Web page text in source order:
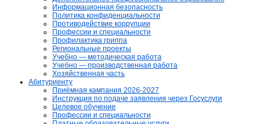
Информационная безопасность
Политика конфиденциальности
Противодействие коррупции
Профессии и специальности
Профилактика гриппа
Региональные проекты
Учебно — методическая работа
Учебно — производственная работа
Хозяйственная часть
Абитуриенту
Приёмная кампания 2026-2027
Инструкция по подаче заявления через Госуслуги
Целевое обучение
Профессии и специальности